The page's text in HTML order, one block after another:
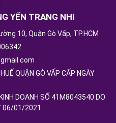
YẾN TRANG NHI
10, Quận Gò Vấp, TP.HCM
QUẬN GÒ VẤP CẤP NGÀY
DOANH SỐ 41M8043540 DO
06/01/2021